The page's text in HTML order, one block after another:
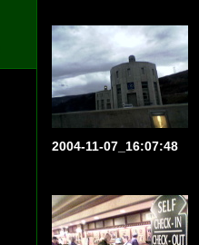
2004-11-07_16:07:48